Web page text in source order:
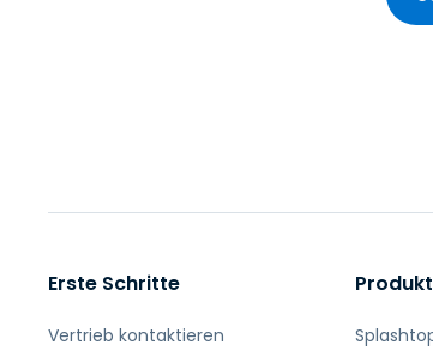
Erste Schritte
Vertrieb kontaktieren